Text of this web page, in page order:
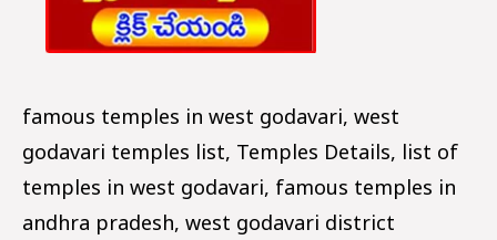
famous temples in west godavari, west
godavari temples list, Temples Details, list of
temples in west godavari, famous temples in
andhra pradesh, west godavari district